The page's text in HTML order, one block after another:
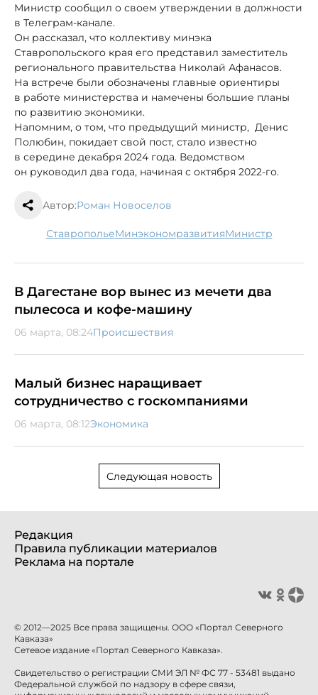
Министр сообщил о своем утверждении в должности
в Телеграм-канале.
Он рассказал, что коллективу минэка
Ставропольского края его представил заместитель
регионального правительства Николай Афанасов.
На встрече были обозначены главные ориентиры
в работе министерства и намечены большие планы
по развитию экономики.
Напомним, о том, что предыдущий министр, Денис
Полюбин, покидает свой пост, стало известно
в середине декабря 2024 года. Ведомством
он руководил два года, начиная с октября 2022-го.
Автор:Роман Новоселов
Ставрополье минэкономразвития министр
В Дагестане вор вынес из мечети два
пылесоса и кофе-машину
06 марта, 08:24Происшествия
Малый бизнес наращивает
сотрудничество с госкомпаниями
06 марта, 08:12Экономика
Следующая новость
Редакция
Правила публикации материалов
Реклама на портале
© 2012—2025 Все права защищены. ООО «Портал Северного
Кавказа»
Сетевое издание «Портал Северного Кавказа».
Свидетельство о регистрации СМИ ЭЛ № ФС 77 - 53481 выдано
Федеральной службой по надзору в сфере связи,